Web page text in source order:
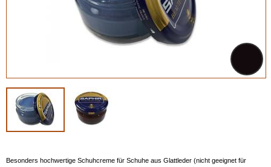
Besonders hochwertige Schuhcreme für Schuhe aus Glattleder (nicht geeignet für